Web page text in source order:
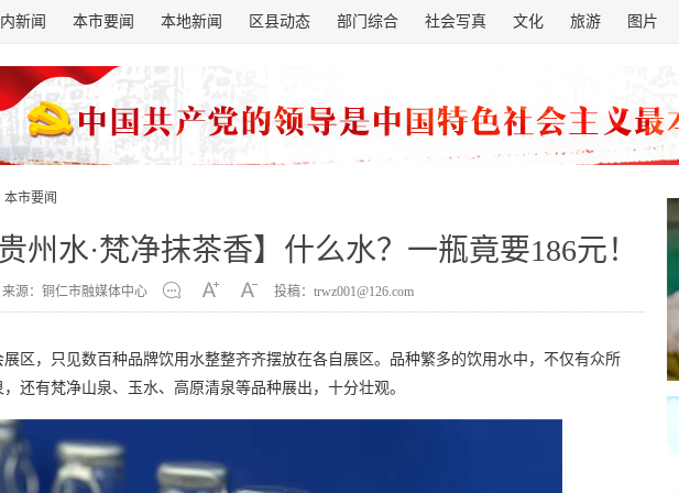
新闻 本市要闻 本地新闻 区县动态 部门综合 社会写真 文化 旅游 图片
本市要闻
州水·梵净抹茶香】什么水？一瓶竟要186元！
来源：铜仁市融媒体中心 投稿：trwz001@126.com
展区，只见数百种品牌饮用水整整齐齐摆放在各自展区。品种繁多的饮用水中，不仅有众所
还有梵净山泉、玉水、高原清泉等品种展出，十分壮观。